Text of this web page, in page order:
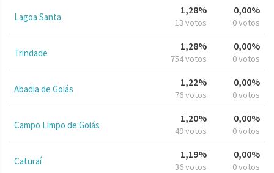
Lagoa Santa
1,28%
13 votos
0,00%
0 votos
Trindade
1,28%
754 votos
0,00%
0 votos
Abadia de Goiás
1,22%
76 votos
0,00%
0 votos
Campo Limpo de Goiás
1,20%
49 votos
0,00%
0 votos
Caturaí
1,19%
36 votos
0,00%
0 votos